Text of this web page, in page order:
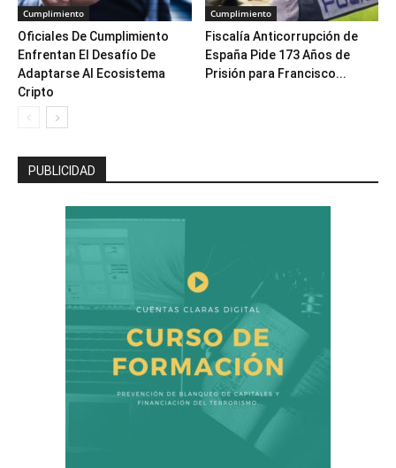
Cumplimiento
Oficiales De Cumplimiento
Enfrentan El Desafío De
Adaptarse Al Ecosistema
Cripto
Cumplimiento
Fiscalía Anticorrupción de
España Pide 173 Años de
Prisión para Francisco...
PUBLICIDAD